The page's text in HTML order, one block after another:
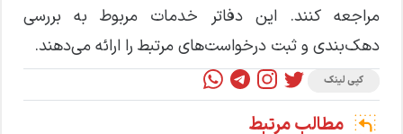
مراجعه کنند. این دفاتر خدمات مربوط به بررسی
دهک‌بندی و ثبت درخواست‌های مرتبط را ارائه می‌دهند.
کپی لینک
مطالب مرتبط